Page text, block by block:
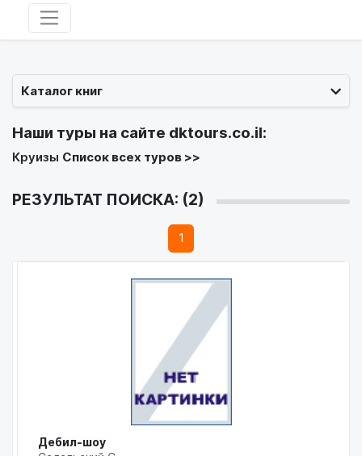
Каталог книг
Наши туры на сайте dktours.co.il:
Круизы Список всех туров >>
РЕЗУЛЬТАТ ПОИСКА: (2)
1
Дебил-шоу